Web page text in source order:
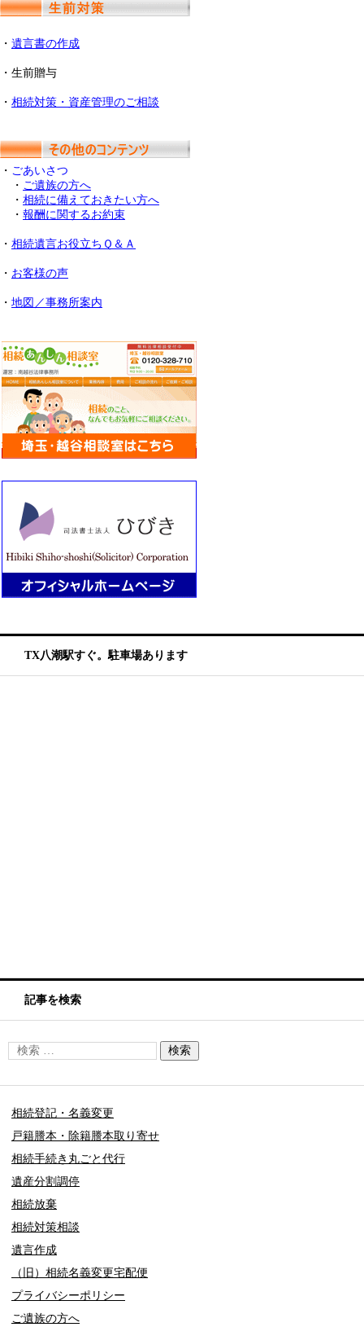
・ 遺言書の作成
・生前贈与
・ 相続対策・資産管理のご相談
・ ごあいさつ
・ ご遺族の方へ
・ 相続に備えておきたい方へ
・ 報酬に関するお約束
・ 相続遺言お役立ちＱ＆Ａ
・ お客様の声
・ 地図／事務所案内
TX八潮駅すぐ。駐車場あります
記事を検索
相続登記・名義変更
戸籍謄本・除籍謄本取り寄せ
相続手続き丸ごと代行
遺産分割調停
相続放棄
相続対策相談
遺言作成
（旧）相続名義変更宅配便
プライバシーポリシー
ご遺族の方へ